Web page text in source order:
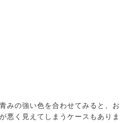
みの強い色を合わせてみると、お
悪く見えてしまうケースもありま